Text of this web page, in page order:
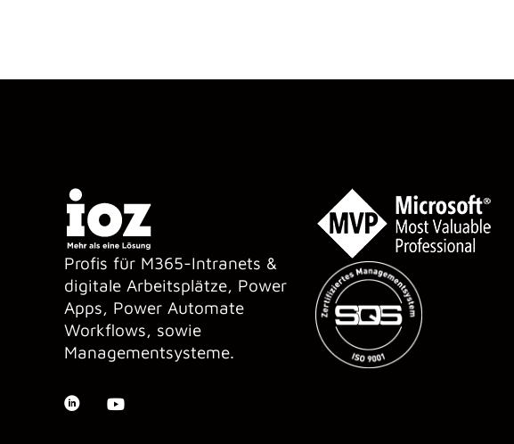
Profis für M365-Intranets &
digitale Arbeitsplätze, Power
Apps, Power Automate
Workflows, sowie
Managementsysteme.